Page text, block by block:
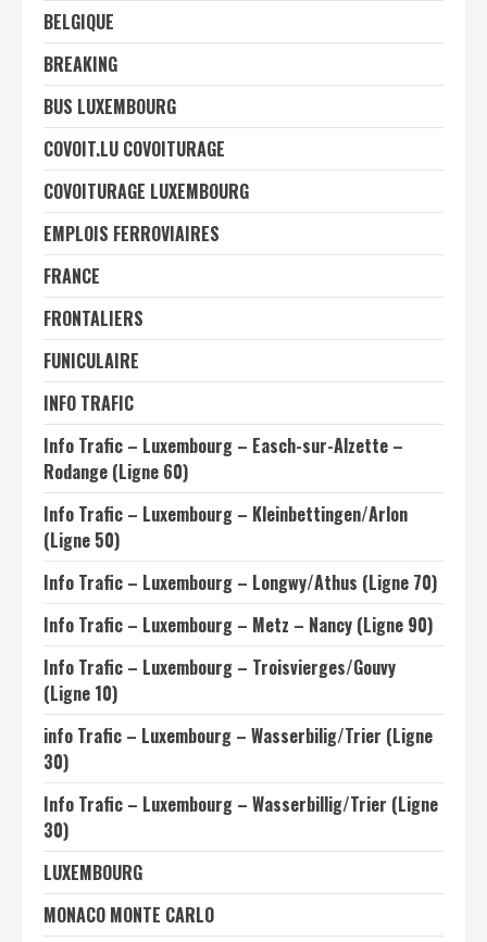
BELGIQUE
BREAKING
BUS LUXEMBOURG
COVOIT.LU COVOITURAGE
COVOITURAGE LUXEMBOURG
EMPLOIS FERROVIAIRES
FRANCE
FRONTALIERS
FUNICULAIRE
INFO TRAFIC
Info Trafic – Luxembourg – Easch-sur-Alzette –
Rodange (Ligne 60)
Info Trafic – Luxembourg – Kleinbettingen/Arlon
(Ligne 50)
Info Trafic – Luxembourg – Longwy/Athus (Ligne 70)
Info Trafic – Luxembourg – Metz – Nancy (Ligne 90)
Info Trafic – Luxembourg – Troisvierges/Gouvy
(Ligne 10)
info Trafic – Luxembourg – Wasserbilig/Trier (Ligne
30)
Info Trafic – Luxembourg – Wasserbillig/Trier (Ligne
30)
LUXEMBOURG
MONACO MONTE CARLO